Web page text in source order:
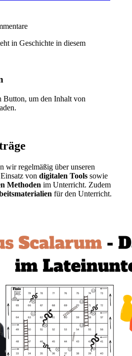
in Geschichte in diesem
Button, um den Inhalt von
wir regelmäßig über unseren
von digitalen Tools sowie
Methoden im Unterricht. Zudem
für den Unterricht.